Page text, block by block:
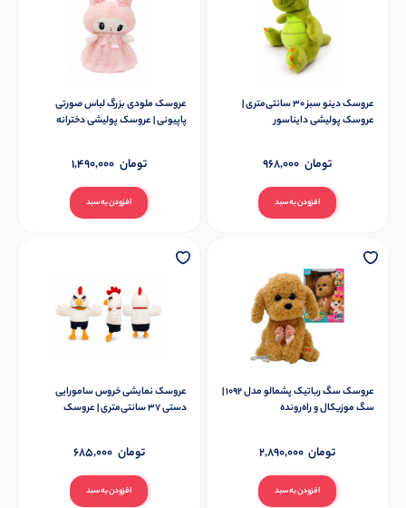
عروسک دینو سبز 30 سانتی‌متری |
عروسک پولیشی دایناسور
افزودن به سبد
968,000 تومان
عروسک ملودی بزرگ لباس صورتی
پاپیونی | عروسک پولیشی دخترانه
افزودن به سبد
1,490,000 تومان
عروسک سگ رباتیک پشمالو مدل 1092 |
سگ موزیکال و راه‌رونده
افزودن به سبد
2,890,000 تومان
عروسک نمایشی خروس سامورایی
دستی 37 سانتی‌متری | عروسک
افزودن به سبد
685,000 تومان